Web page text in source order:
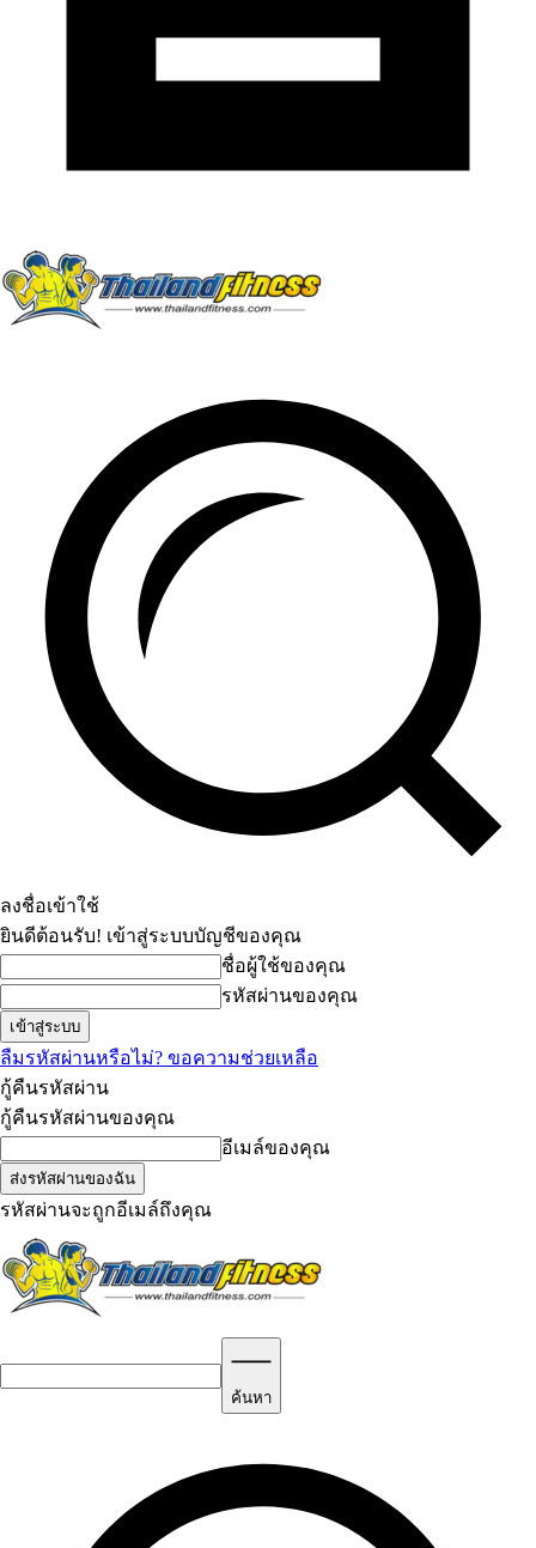
ลงชื่อเข้าใช้
ยินดีต้อนรับ! เข้าสู่ระบบบัญชีของคุณ
ชื่อผู้ใช้ของคุณ
รหัสผ่านของคุณ
ลืมรหัสผ่านหรือไม่? ขอความช่วยเหลือ
กู้คืนรหัสผ่าน
กู้คืนรหัสผ่านของคุณ
อีเมล์ของคุณ
รหัสผ่านจะถูกอีเมล์ถึงคุณ
ค้นหา